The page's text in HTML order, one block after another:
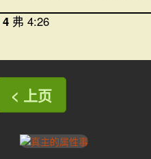
4 弗 4:26
< 上页